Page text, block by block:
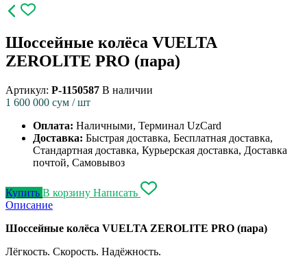
Шоссейные колёса VUELTA
ZEROLITE PRO (пара)
Артикул: P-1150587 В наличии
1 600 000 сум / шт
Оплата: Наличными, Терминал UzCard
Доставка: Быстрая доставка, Бесплатная доставка,
Стандартная доставка, Курьерская доставка, Доставка
почтой, Самовывоз
Купить В корзину Написать
Описание
Шоссейные колёса VUELTA ZEROLITE PRO (пара)
Лёгкость. Скорость. Надёжность.